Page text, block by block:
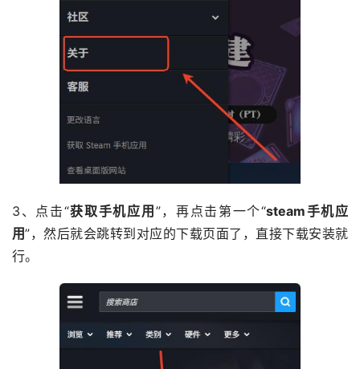
3、点击“获取手机应用 ”，再点击第一个“steam手机应
用”，然后就会跳转到对应的下载页面了，直接下载安装就
行。